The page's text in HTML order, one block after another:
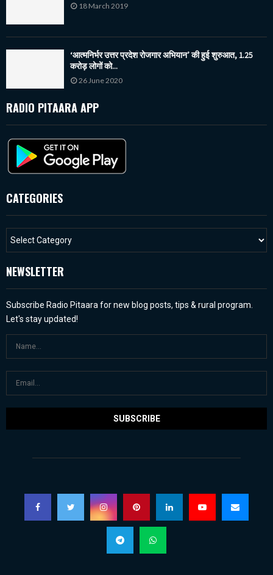
18 March 2019
‘आत्मनिर्भर उत्तर प्रदेश रोजगार अभियान’ की हुई शुरुआत, 1.25
करोड़ लोगों को...
26 June 2020
RADIO PITAARA APP
CATEGORIES
NEWSLETTER
Subscribe Radio Pitaara for new blog posts, tips & rural program.
Let's stay updated!